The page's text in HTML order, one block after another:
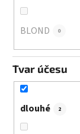
BLOND 0
Tvar účesu
dlouhé 2